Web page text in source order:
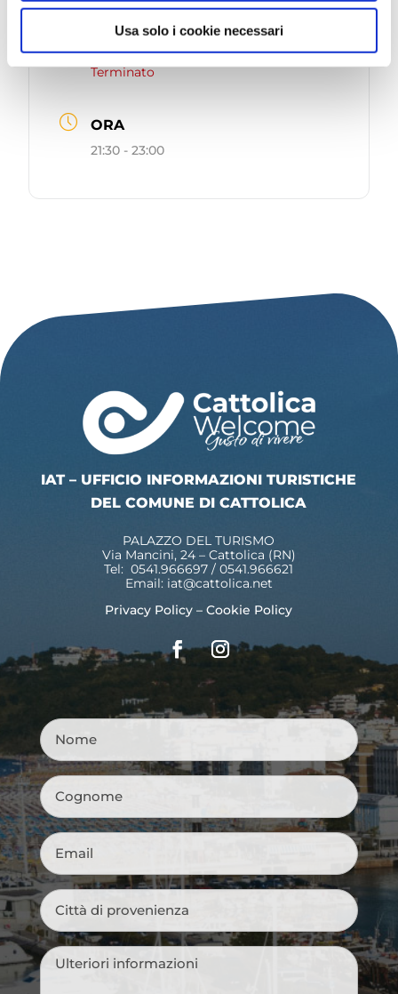
Usa solo i cookie necessari
DATA
Lug 13 2026
Terminato
ORA
21:30 - 23:00
IAT – UFFICIO INFORMAZIONI TURISTICHE
DEL COMUNE DI CATTOLICA
PALAZZO DEL TURISMO
Via Mancini, 24 – Cattolica (RN)
Tel: 0541.966697 / 0541.966621
Email: iat@cattolica.net
Privacy Policy –Cookie Policy
Nome
Cognome
Email
Città
di
provenienza*
Messaggio